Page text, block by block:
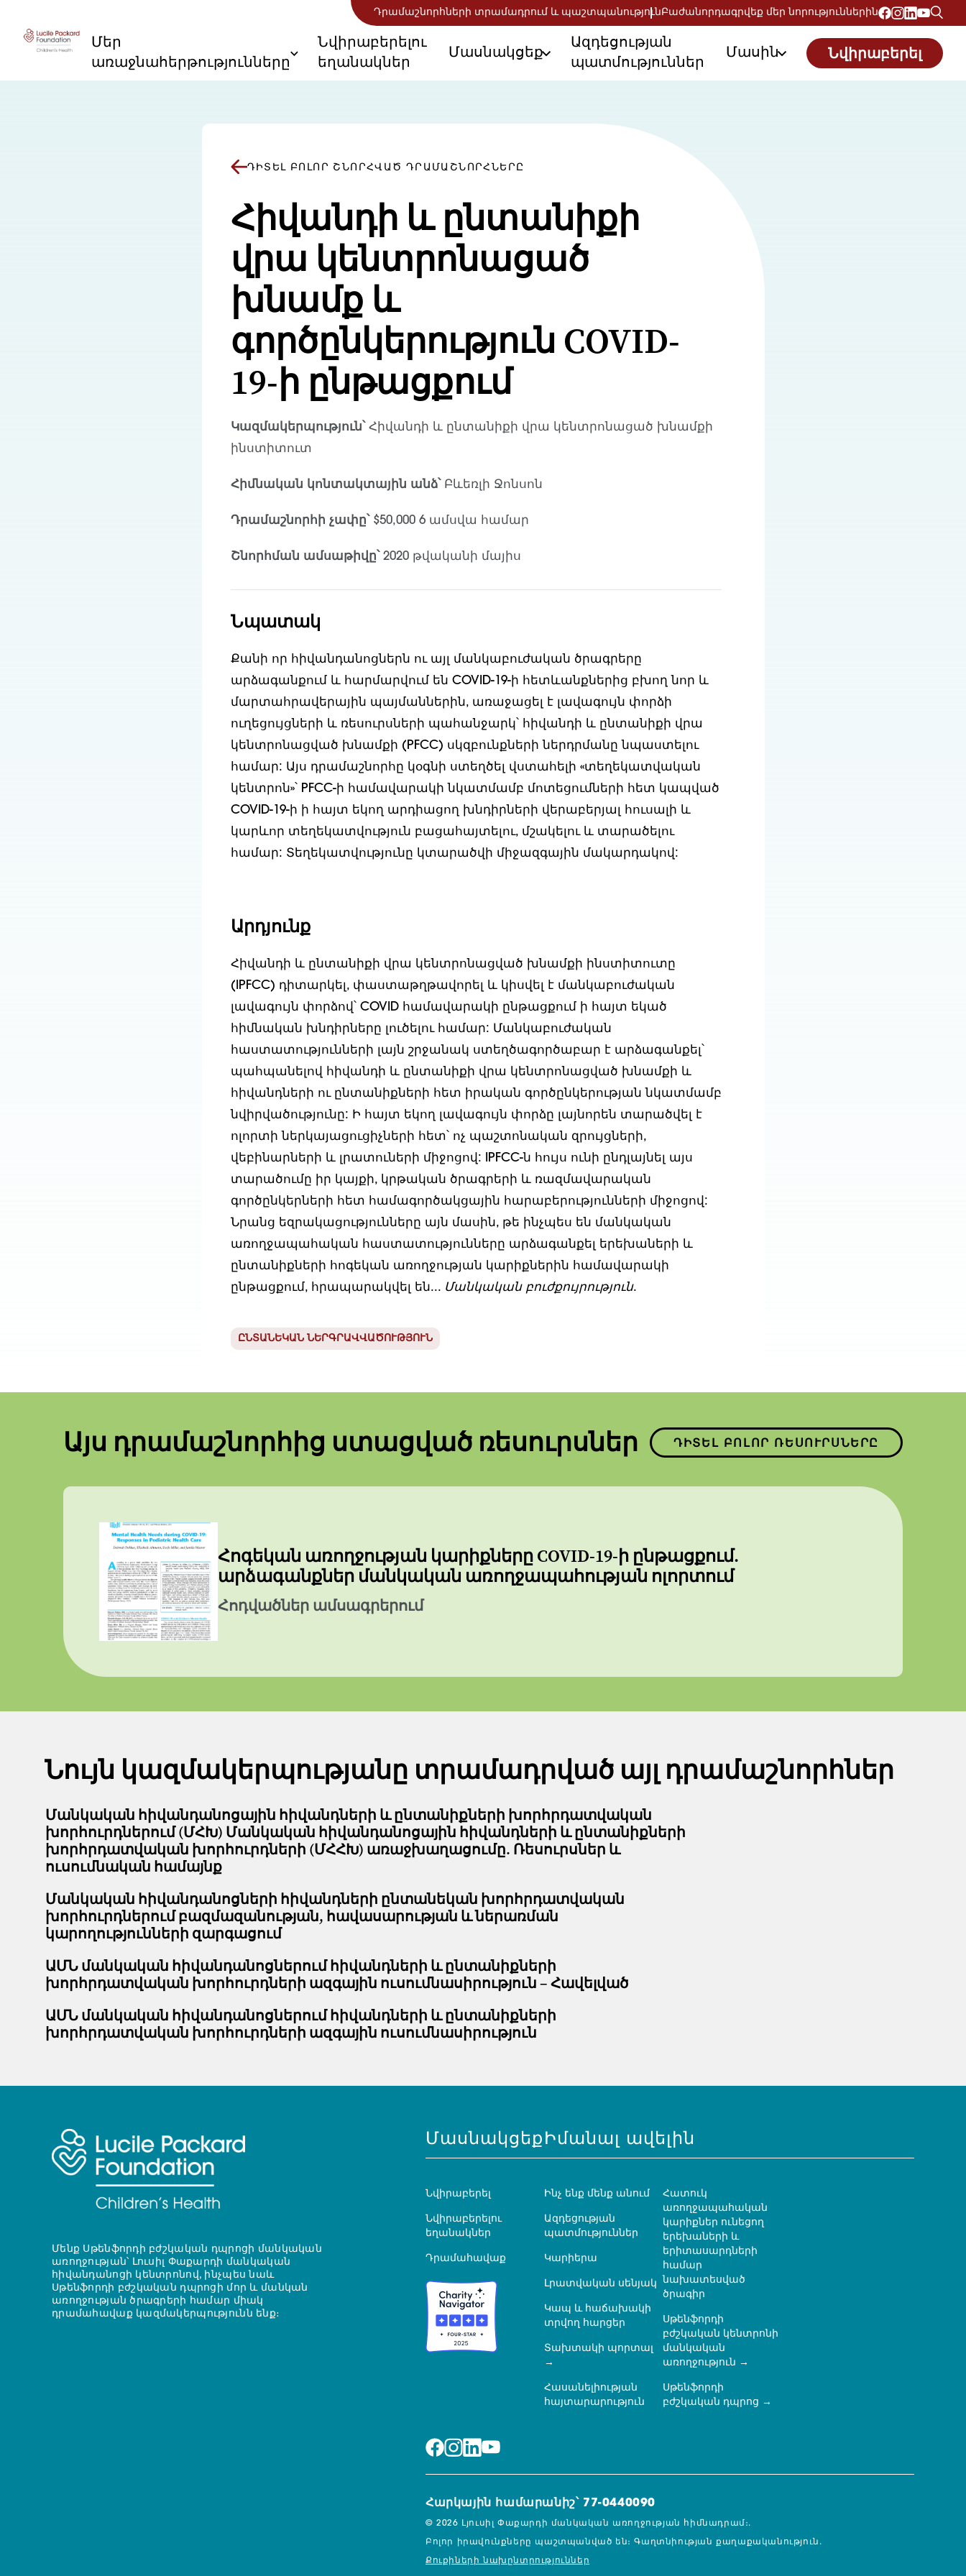
Դրամաշնորհների տրամադրում և պաշտպանությունԲաժանորդագրվեք մեր նորություններին
Մեր
առաջնահերթությունները
Նվիրաբերելու
եղանակներ
Մասնակցեք
Ազդեցության
պատմություններ
Մասին Նվիրաբերել
ԴԻՏԵԼ ԲՈԼՈՐ ՇՆՈՐՀՎԱԾ ԴՐԱՄԱՇՆՈՐՀՆԵՐԸ
Հիվանդի և ընտանիքի
վրա կենտրոնացած
խնամք և
գործընկերություն COVID-
19-ի ընթացքում
Կազմակերպություն՝ Հիվանդի և ընտանիքի վրա կենտրոնացած խնամքի
ինստիտուտ
Հիմնական կոնտակտային անձ՝ Բևեռլի Ջոնսոն
Դրամաշնորհի չափը՝ $50,000 6 ամսվա համար
Շնորհման ամսաթիվը՝ 2020 թվականի մայիս
Նպատակ
Քանի որ հիվանդանոցներն ու այլ մանկաբուժական ծրագրերը
արձագանքում և հարմարվում են COVID-19-ի հետևանքներից բխող նոր և
մարտահրավերային պայմաններին, առաջացել է լավագույն փորձի
ուղեցույցների և ռեսուրսների պահանջարկ՝ հիվանդի և ընտանիքի վրա
կենտրոնացված խնամքի (PFCC) սկզբունքների ներդրմանը նպաստելու
համար: Այս դրամաշնորհը կօգնի ստեղծել վստահելի «տեղեկատվական
կենտրոն»՝ PFCC-ի համավարակի նկատմամբ մոտեցումների հետ կապված
COVID-19-ի ի հայտ եկող արդիացող խնդիրների վերաբերյալ հուսալի և
կարևոր տեղեկատվություն բացահայտելու, մշակելու և տարածելու
համար: Տեղեկատվությունը կտարածվի միջազգային մակարդակով:
Արդյունք
Հիվանդի և ընտանիքի վրա կենտրոնացված խնամքի ինստիտուտը
(IPFCC) դիտարկել, փաստաթղթավորել և կիսվել է մանկաբուժական
լավագույն փորձով՝ COVID համավարակի ընթացքում ի հայտ եկած
հիմնական խնդիրները լուծելու համար: Մանկաբուժական
հաստատությունների լայն շրջանակ ստեղծագործաբար է արձագանքել՝
պահպանելով հիվանդի և ընտանիքի վրա կենտրոնացված խնամքի և
հիվանդների ու ընտանիքների հետ իրական գործընկերության նկատմամբ
նվիրվածությունը: Ի հայտ եկող լավագույն փորձը լայնորեն տարածվել է
ոլորտի ներկայացուցիչների հետ՝ ոչ պաշտոնական զրույցների,
վեբինարների և լրատուների միջոցով: IPFCC-ն հույս ունի ընդլայնել այս
տարածումը իր կայքի, կրթական ծրագրերի և ռազմավարական
գործընկերների հետ համագործակցային հարաբերությունների միջոցով:
Նրանց եզրակացությունները այն մասին, թե ինչպես են մանկական
առողջապահական հաստատությունները արձագանքել երեխաների և
ընտանիքների հոգեկան առողջության կարիքներին համավարակի
ընթացքում, հրապարակվել են... Մանկական բուժքույրություն.
ԸՆՏԱՆԵԿԱՆ ՆԵՐԳՐԱՎՎԱԾՈՒԹՅՈՒՆ
Այս դրամաշնորհից ստացված ռեսուրսներ ԴԻՏԵԼ ԲՈԼՈՐ ՌԵՍՈՒՐՍՆԵՐԸ
Հոգեկան առողջության կարիքները COVID-19-ի ընթացքում.
արձագանքներ մանկական առողջապահության ոլորտում
Հոդվածներ ամսագրերում
Նույն կազմակերպությանը տրամադրված այլ դրամաշնորհներ
Մանկական հիվանդանոցային հիվանդների և ընտանիքների խորհրդատվական
խորհուրդներում (ՄՀԽ) Մանկական հիվանդանոցային հիվանդների և ընտանիքների
խորհրդատվական խորհուրդների (ՄՀՀԽ) առաջխաղացումը. Ռեսուրսներ և
ուսումնական համայնք
Մանկական հիվանդանոցների հիվանդների ընտանեկան խորհրդատվական
խորհուրդներում բազմազանության, հավասարության և ներառման
կարողությունների զարգացում
ԱՄՆ մանկական հիվանդանոցներում հիվանդների և ընտանիքների
խորհրդատվական խորհուրդների ազգային ուսումնասիրություն – Հավելված
ԱՄՆ մանկական հիվանդանոցներում հիվանդների և ընտանիքների
խորհրդատվական խորհուրդների ազգային ուսումնասիրություն
Մենք Սթենֆորդի բժշկական դպրոցի մանկական
առողջության՝ Լուսիլ Փաքարդի մանկական
հիվանդանոցի կենտրոնով, ինչպես նաև
Սթենֆորդի բժշկական դպրոցի մոր և մանկան
առողջության ծրագրերի համար միակ
դրամահավաք կազմակերպությունն ենք։
Մասնակցեք
Նվիրաբերել
Նվիրաբերելու
եղանակներ
Դրամահավաք
Իմանալ ավելին
Ինչ ենք մենք անում
Ազդեցության
պատմություններ
Կարիերա
Լրատվական սենյակ
Կապ և հաճախակի
տրվող հարցեր
Տախտակի պորտալ
Հասանելիության
հայտարարություն
Հատուկ
առողջապահական
կարիքներ ունեցող
երեխաների և
երիտասարդների
համար
նախատեսված
ծրագիր
Սթենֆորդի
բժշկական կենտրոնի
մանկական
առողջություն
Սթենֆորդի
բժշկական դպրոց
Հարկային համարանիշ՝ 77-0440090
© 2026 Լյուսիլ Փաքարդի մանկական առողջության հիմնադրամ։.
Բոլոր իրավունքները պաշտպանված են։Գաղտնիության քաղաքականություն.
Քուքիների նախընտրություններ